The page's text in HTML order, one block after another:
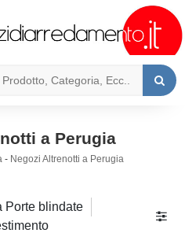
a Perugia
- Negozi Altrenotti a Perugia
Porte blindate